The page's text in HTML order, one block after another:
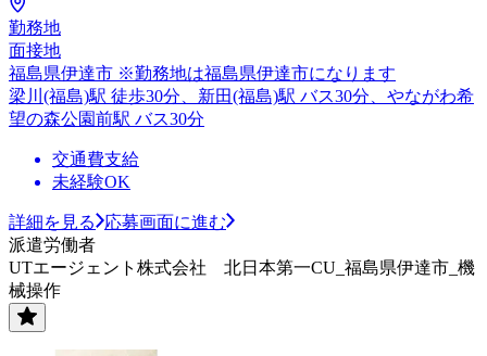
勤務地
面接地
福島県伊達市 ※勤務地は福島県伊達市になります
梁川(福島)駅 徒歩30分、新田(福島)駅 バス30分、やながわ希
望の森公園前駅 バス30分
交通費支給
未経験OK
詳細を見る
応募画面に進む
派遣労働者
UTエージェント株式会社 北日本第一CU_福島県伊達市_機
械操作